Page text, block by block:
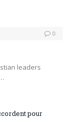
0
leaders
pour